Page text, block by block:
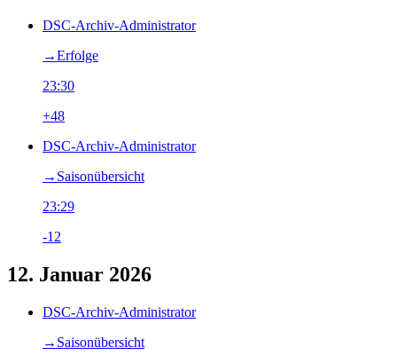
DSC-Archiv-Administrator
→‎Erfolge
23:30
+48
DSC-Archiv-Administrator
→‎Saisonübersicht
23:29
-12
12. Januar 2026
DSC-Archiv-Administrator
→‎Saisonübersicht